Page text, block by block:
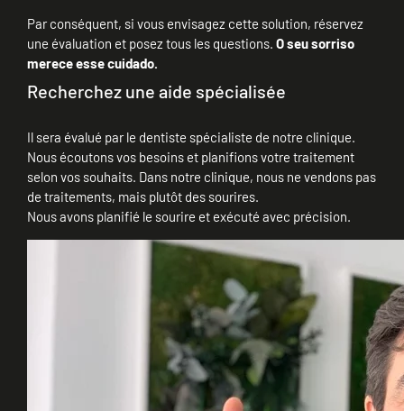
Par conséquent, si vous envisagez cette solution, réservez
une évaluation et posez tous les questions. O seu sorriso
merece esse cuidado.
Recherchez une aide spécialisée
Il sera évalué par le dentiste spécialiste de notre clinique.
Nous écoutons vos besoins et planifions votre traitement
selon vos souhaits. Dans notre clinique, nous ne vendons pas
de traitements, mais plutôt des sourires.
Nous avons planifié le sourire et exécuté avec précision.